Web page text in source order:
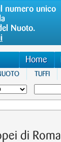
numero unico
Nuoto.
Home
TUFFI
di Roma